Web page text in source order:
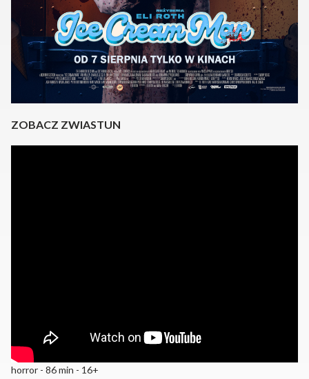
ZOBACZ ZWIASTUN
horror - 86 min - 16+